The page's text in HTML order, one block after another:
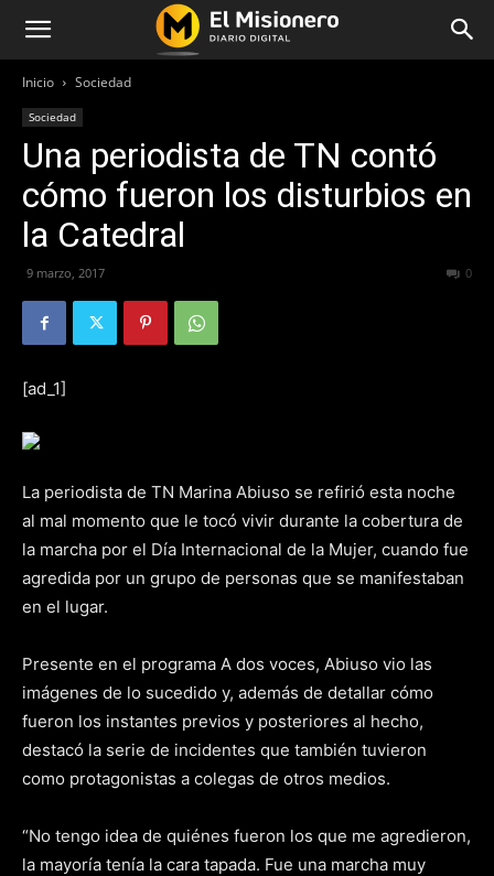
Inicio Sociedad
Sociedad
Una periodista de TN contó
cómo fueron los disturbios en
la Catedral
9 marzo, 2017 0
[ad_1]
La periodista de TN Marina Abiuso se refirió esta noche
al mal momento que le tocó vivir durante la cobertura de
la marcha por el Día Internacional de la Mujer, cuando fue
agredida por un grupo de personas que se manifestaban
en el lugar.
Presente en el programa A dos voces, Abiuso vio las
imágenes de lo sucedido y, además de detallar cómo
fueron los instantes previos y posteriores al hecho,
destacó la serie de incidentes que también tuvieron
como protagonistas a colegas de otros medios.
“No tengo idea de quiénes fueron los que me agredieron,
la mayoría tenía la cara tapada. Fue una marcha muy